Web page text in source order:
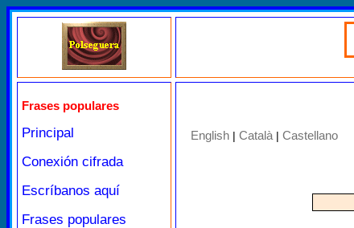
Frases populares
Principal
Conexión cifrada
Escríbanos aquí
Frases populares
English | Català| Castellano